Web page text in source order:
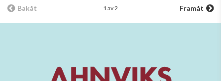
Bakåt 1 av 2 Framåt